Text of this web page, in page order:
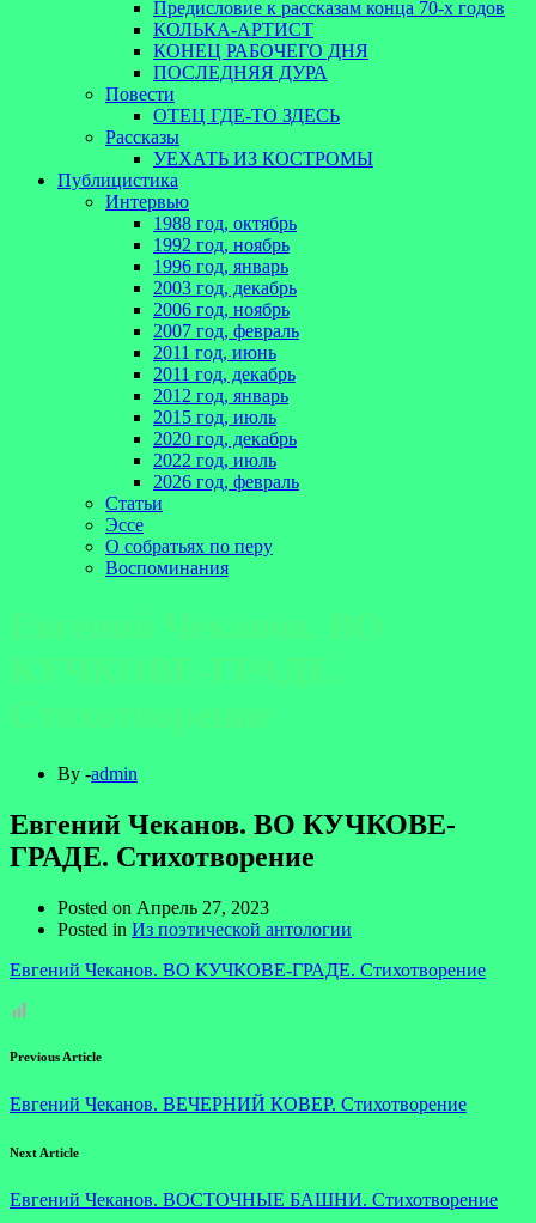
Предисловие к рассказам конца 70-х годов
КОЛЬКА-АРТИСТ
КОНЕЦ РАБОЧЕГО ДНЯ
ПОСЛЕДНЯЯ ДУРА
Повести
ОТЕЦ ГДЕ-ТО ЗДЕСЬ
Рассказы
УЕХАТЬ ИЗ КОСТРОМЫ
Публицистика
Интервью
1988 год, октябрь
1992 год, ноябрь
1996 год, январь
2003 год, декабрь
2006 год, ноябрь
2007 год, февраль
2011 год, июнь
2011 год, декабрь
2012 год, январь
2015 год, июль
2020 год, декабрь
2022 год, июль
2026 год, февраль
Статьи
Эссе
О собратьях по перу
Воспоминания
By -admin
Евгений Чеканов. ВО КУЧКОВЕ-
ГРАДЕ. Стихотворение
Posted on Апрель 27, 2023
Posted in Из поэтической антологии
Евгений Чеканов. ВО КУЧКОВЕ-ГРАДЕ. Стихотворение
Previous Article
Евгений Чеканов. ВЕЧЕРНИЙ КОВЕР. Стихотворение
Next Article
Евгений Чеканов. ВОСТОЧНЫЕ БАШНИ. Стихотворение